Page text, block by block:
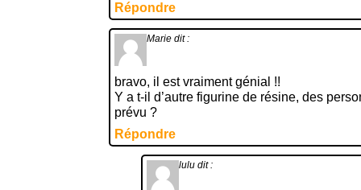
Répondre
Marie dit :
bravo, il est vraiment génial !!
Y a t-il d’autre figurine de résine, des
prévu ?
Répondre
lulu dit :